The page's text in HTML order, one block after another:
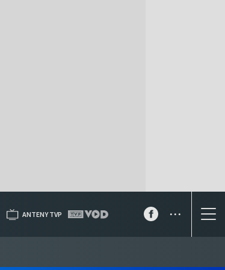
ANTENY TVP ...